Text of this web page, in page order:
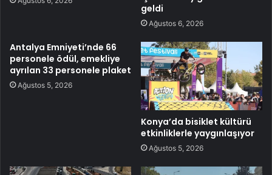
geldi
Ağustos 6, 2026
Antalya Emniyeti’nde 66
personele ödül, emekliye
ayrılan 33 personele plaket
Ağustos 5, 2026
Konya’da bisiklet kültürü
etkinliklerle yaygınlaşıyor
Ağustos 5, 2026